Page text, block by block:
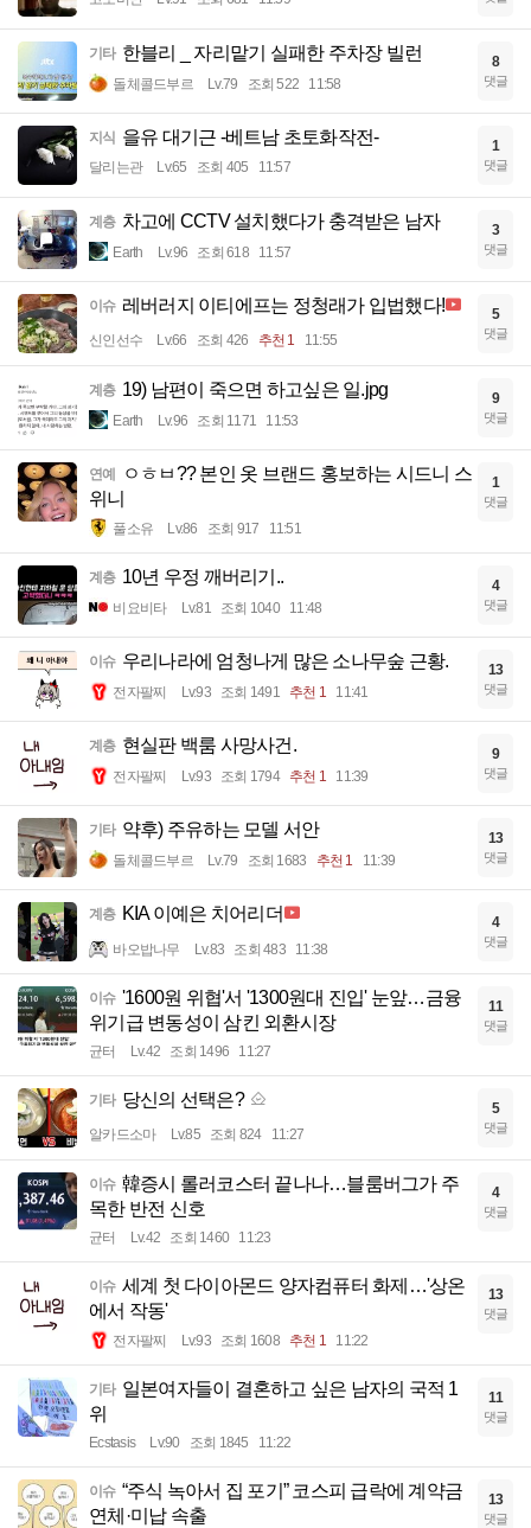
기타 한블리 _ 자리맡기 실패한 주차장 빌런
돌체콜드부르 Lv.79 조회 522 11:58
8
댓글
지식 을유 대기근 -베트남 초토화작전-
달리는관 Lv.65 조회 405 11:57
1
댓글
계층 차고에 CCTV 설치했다가 충격받은 남자
Earth Lv.96 조회 618 11:57
3
댓글
이슈 레버러지 이티에프는 정청래가 입법했다!
신인선수 Lv.66 조회 426 추천 1 11:55
5
댓글
계층 19) 남편이 죽으면 하고싶은 일.jpg
Earth Lv.96 조회 1171 11:53
9
댓글
연예
ㅇㅎㅂ?? 본인 옷 브랜드 홍보하는 시드니 스
위니
풀소유 Lv.86 조회 917 11:51
1
댓글
계층 10년 우정 깨버리기..
비요비타 Lv.81 조회 1040 11:48
4
댓글
이슈 우리나라에 엄청나게 많은 소나무숲 근황.
전자팔찌 Lv.93 조회 1491 추천 1 11:41
13
댓글
계층 현실판 백룸 사망사건.
전자팔찌 Lv.93 조회 1794 추천 1 11:39
9
댓글
기타 약후) 주유하는 모델 서안
돌체콜드부르 Lv.79 조회 1683 추천 1 11:39
13
댓글
계층 KIA 이예은 치어리더
바오밥나무 Lv.83 조회 483 11:38
4
댓글
이슈 '1600원 위협'서 '1300원대 진입' 눈앞…금융
위기급 변동성이 삼킨 외환시장
균터 Lv.42 조회 1496 11:27
11
댓글
기타 당신의 선택은?
알카드소마 Lv.85 조회 824 11:27
5
댓글
이슈 韓증시 롤러코스터 끝나나…블룸버그가 주
목한 반전 신호
균터 Lv.42 조회 1460 11:23
4
댓글
이슈 세계 첫 다이아몬드 양자컴퓨터 화제…'상온
에서 작동'
전자팔찌 Lv.93 조회 1608 추천 1 11:22
13
댓글
기타 일본여자들이 결혼하고 싶은 남자의 국적 1
위
Ecstasis Lv.90 조회 1845 11:22
11
댓글
이슈 “주식 녹아서 집 포기” 코스피 급락에 계약금
연체·미납 속출
13
댓글